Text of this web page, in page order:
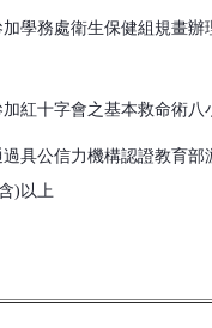
學務處衛生保健組規畫辦
紅十字會之基本救命術八
具公信力機構認證教育部
)以上